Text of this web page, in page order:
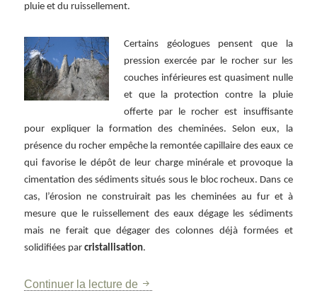
pluie et du ruissellement.
Certains géologues pensent que la
pression exercée par le rocher sur les
couches inférieures est quasiment nulle
et que la protection contre la pluie
offerte par le rocher est insuffisante
pour expliquer la formation des cheminées. Selon eux, la
présence du rocher empêche la remontée capillaire des eaux ce
qui favorise le dépôt de leur charge minérale et provoque la
cimentation des sédiments situés sous le bloc rocheux. Dans ce
cas, l’érosion ne construirait pas les cheminées au fur et à
mesure que le ruissellement des eaux dégage les sédiments
mais ne ferait que dégager des colonnes déjà formées et
solidifiées parcristallisation.
Continuer la lecture de Les Demoiselles coiffées de Théus